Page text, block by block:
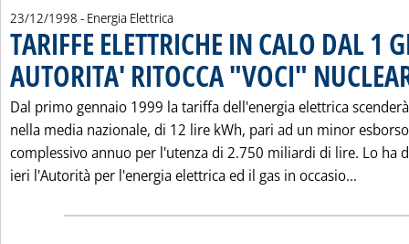
23/12/1998 - Energia Elettrica
TARIFFE ELETTRICHE IN CALO DAL 1
AUTORITA' RITOCCA "VOCI"
Dal primo gennaio 1999 la tariffa dell'energia elettrica
nella media nazionale, di 12 lire kWh, pari ad un minor esborso
complessivo annuo per l'utenza di 2.750 miliardi di lire. Lo ha
ieri l'Autorità per l'energia elettrica ed il gas in occasio...